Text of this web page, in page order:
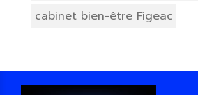
cabinet bien-être Figeac